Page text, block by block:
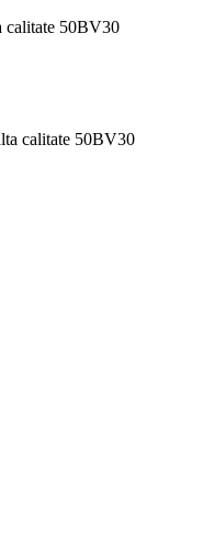
calitate 50BV30
calitate 50BV30